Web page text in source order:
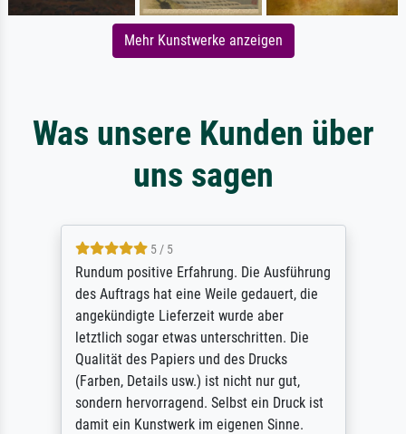
Mehr Kunstwerke anzeigen
Was unsere Kunden über
uns sagen
5 / 5
Rundum positive Erfahrung. Die Ausführung
des Auftrags hat eine Weile gedauert, die
angekündigte Lieferzeit wurde aber
letztlich sogar etwas unterschritten. Die
Qualität des Papiers und des Drucks
(Farben, Details usw.) ist nicht nur gut,
sondern hervorragend. Selbst ein Druck ist
damit ein Kunstwerk im eigenen Sinne.